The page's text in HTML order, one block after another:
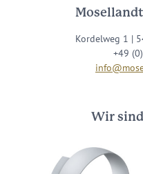
Kordelweg 1 |
+49
Wir